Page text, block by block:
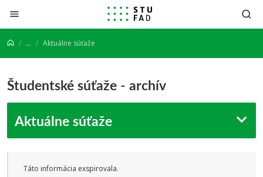
Prejsť na obsah
... Aktuálne súťaže
Študentské súťaže - archív
Aktuálne súťaže
Táto informácia exspirovala.